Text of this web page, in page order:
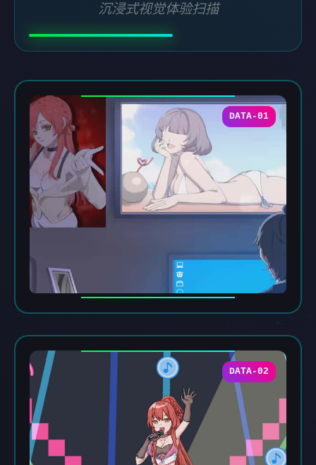
沉浸式视觉体验扫描
DATA-01
DATA-02